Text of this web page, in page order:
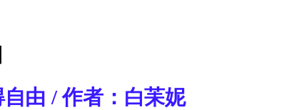
由 / 作者：白苿妮